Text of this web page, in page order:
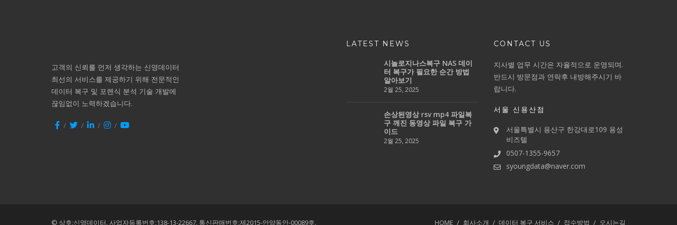
고객의 신뢰를 먼저 생각하는 신영데이터
최선의 서비스를 제공하기 위해 전문적인
데이터 복구 및 포렌식 분석 기술 개발에
끊임없이 노력하겠습니다.
LATEST NEWS
시놀로지나스복구 NAS 데이
터 복구가 필요한 순간 방법
알아보기
2월 25, 2025
손상된영상 rsv mp4 파일복
구 깨진 동영상 파일 복구 가
이드
2월 25, 2025
CONTACT US
지사별 업무 시간은 자율적으로 운영되며.
반드시 방문점과 연락후 내방해주시기 바
랍니다.
서울 신용산점
서울특별시 용산구 한강대로109 용성
비즈텔
0507-1355-9657
syoungdata@naver.com
© 상호:신영데이터. 사업자등록번호:138-13-22667. 통신판매번호:제2015-안양동안-00089호. HOME 회사소개 데이터 복구 서비스 접수방법 오시는길